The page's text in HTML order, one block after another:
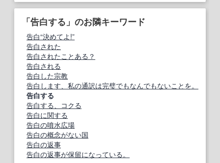
「告白する」のお隣キーワード
告白“決めてよ!”
告白された
告白されたことある？
告白される
告白した宗教
告白します、私の通訳は完璧でもなんでもないことを。
告白する
告白する、コクる
告白に関する
告白の噴水広場
告白の概念がない国
告白の返事
告白の返事が保留になっている。